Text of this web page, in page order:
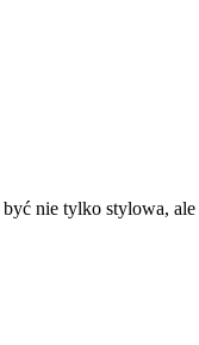
nie tylko stylowa, ale